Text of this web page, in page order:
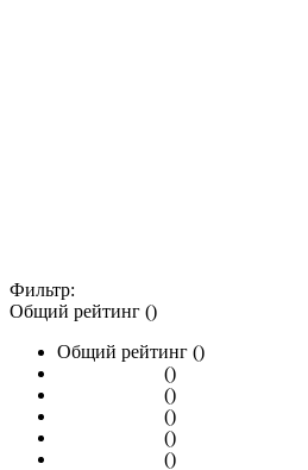
Фильтр:
Общий рейтинг ()
Общий рейтинг ()
()
()
()
()
()